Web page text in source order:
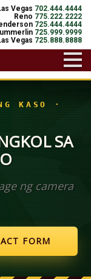
Vegas 702.444.4444
Reno 775.222.2222
725.444.4444
725.999.9999
Vegas 725.888.8888
KASO ·
SA
ng camera
FORM